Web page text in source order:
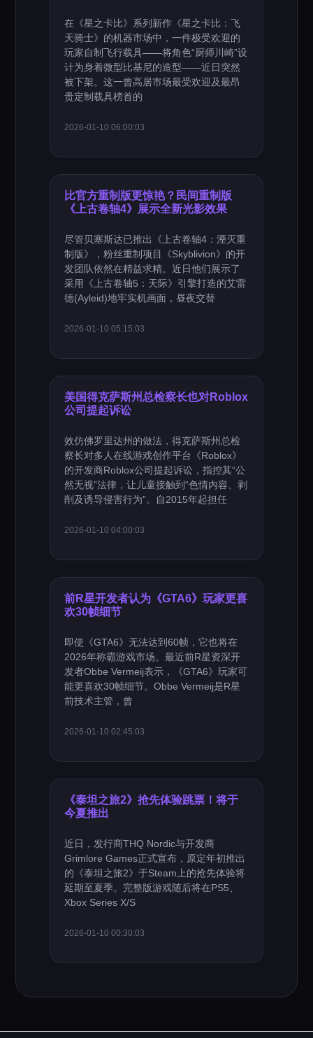
在《星之卡比》系列新作《星之卡比：飞
天骑士》的机器市场中，一件极受欢迎的
玩家自制飞行载具——将角色“厨师川崎”设
计为身着微型比基尼的造型——近日突然
被下架。这一曾高居市场最受欢迎及最昂
贵定制载具榜首的
2026-01-10 06:00:03
比官方重制版更惊艳？民间重制版
《上古卷轴4》展示全新光影效果
尽管贝塞斯达已推出《上古卷轴4：湮灭重
制版》，粉丝重制项目《Skyblivion》的开
发团队依然在精益求精。近日他们展示了
采用《上古卷轴5：天际》引擎打造的艾雷
德(Ayleid)地牢实机画面，昼夜交替
2026-01-10 05:15:03
美国得克萨斯州总检察长也对Roblox
公司提起诉讼
效仿佛罗里达州的做法，得克萨斯州总检
察长对多人在线游戏创作平台《Roblox》
的开发商Roblox公司提起诉讼，指控其“公
然无视”法律，让儿童接触到“色情内容、剥
削及诱导侵害行为”。自2015年起担任
2026-01-10 04:00:03
前R星开发者认为《GTA6》玩家更喜
欢30帧细节
即使《GTA6》无法达到60帧，它也将在
2026年称霸游戏市场。最近前R星资深开
发者Obbe Vermeij表示，《GTA6》玩家可
能更喜欢30帧细节。Obbe Vermeij是R星
前技术主管，曾
2026-01-10 02:45:03
《泰坦之旅2》抢先体验跳票！将于
今夏推出
近日，发行商THQ Nordic与开发商
Grimlore Games正式宣布，原定年初推出
的《泰坦之旅2》于Steam上的抢先体验将
延期至夏季。完整版游戏随后将在PS5、
Xbox Series X/S
2026-01-10 00:30:03